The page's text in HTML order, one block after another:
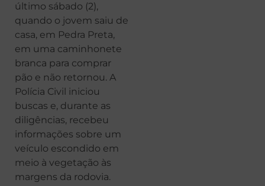
último sábado (2),
quando o jovem saiu de
casa, em Pedra Preta,
em uma caminhonete
branca para comprar
pão e não retornou. A
Polícia Civil iniciou
buscas e, durante as
diligências, recebeu
informações sobre um
veículo escondido em
meio à vegetação às
margens da rodovia.